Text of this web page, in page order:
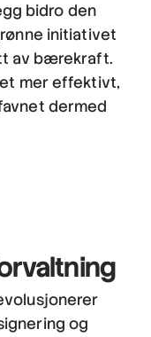
bidro den
initiativet
av bærekraft.
mer effektivt,
dermed
og